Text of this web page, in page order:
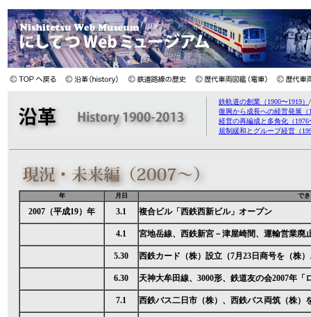
鉄軌道の創業（1900〜1919）
復興から成長への経営発展（
経営の再編成と多角化（1976
規制緩和とグループ経営（
年 月日 で
2007（平成19）年 3.1 複合ビル「西鉄西新ビル」オープン
4.1 宮地岳線、西鉄新宮－津屋崎間、運輸営業廃
5.30 西鉄カード（株）設立（7月23日商号を（株
6.30 天神大牟田線、3000形、鉄道友の会2007年「
7.1 西鉄バス二日市（株）、西鉄バス両筑（株）